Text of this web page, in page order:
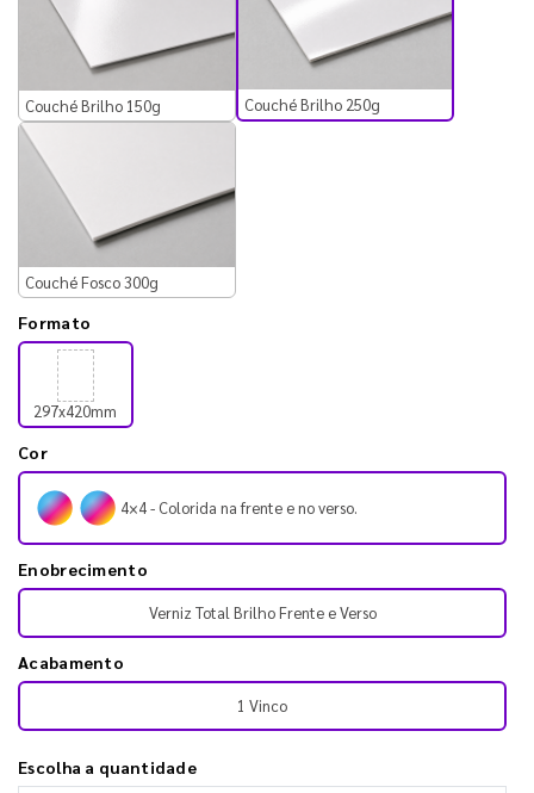
Couché Brilho 150g Couché Brilho 250g
Couché Fosco 300g
Formato
297x420mm
Cor
4×4 - Colorida na frente e no verso.
Enobrecimento
Verniz Total Brilho Frente e Verso
Acabamento
1 Vinco
Escolha a quantidade